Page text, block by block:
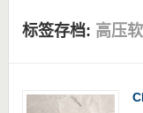
标签存档: 高压